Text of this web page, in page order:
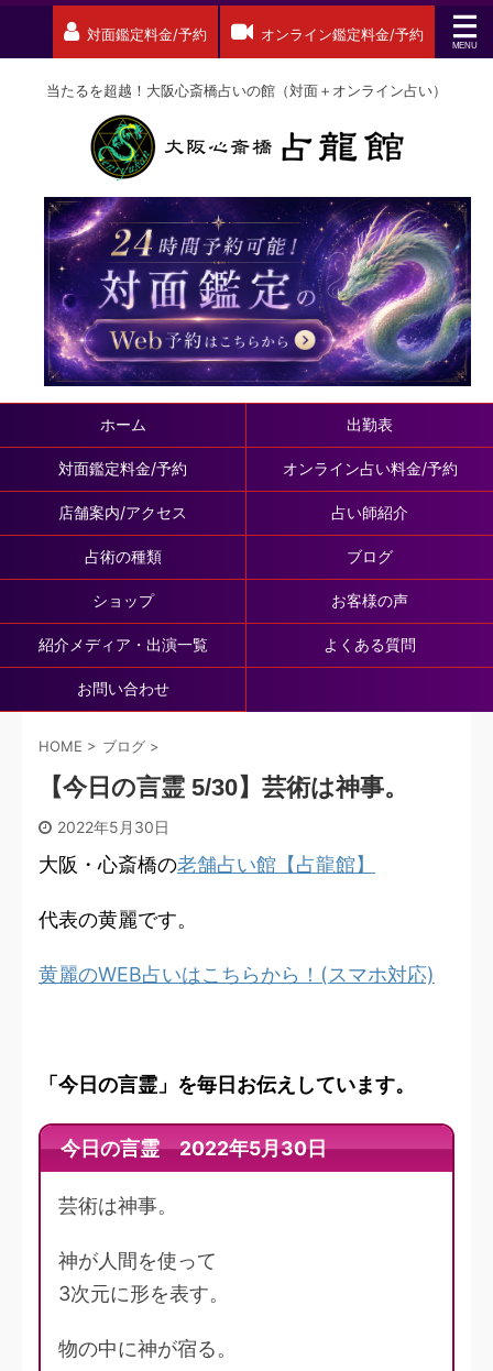
対面鑑定料金/予約 オンライン鑑定料金/予約
当たるを超越！大阪心斎橋占いの館（対面＋オンライン占い）
ホーム 出勤表
対面鑑定料金/予約 オンライン占い料金/予約
店舗案内/アクセス 占い師紹介
占術の種類 ブログ
ショップ お客様の声
紹介メディア・出演一覧 よくある質問
お問い合わせ
HOME > ブログ >
【今日の言霊 5/30】芸術は神事。
2022年5月30日
大阪・心斎橋の老舗占い館【占龍館】
代表の黄麗です。
黄麗のWEB占いはこちらから！(スマホ対応)
「今日の言霊」を毎日お伝えしています。
今日の言霊 2022年5月30日
芸術は神事。
神が人間を使って
3次元に形を表す。
物の中に神が宿る。